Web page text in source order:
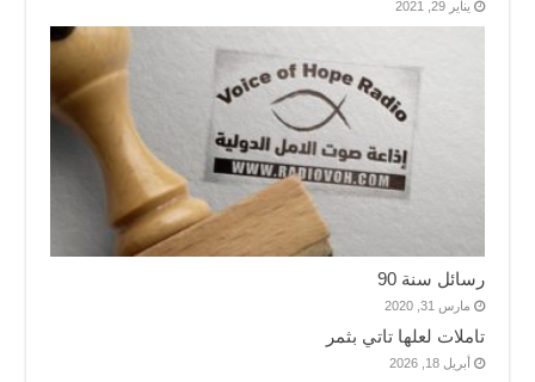
يناير 29, 2021
رسائل سنة 90
مارس 31, 2020
تاملات لعلها تاتي بثمر
أبريل 18, 2026